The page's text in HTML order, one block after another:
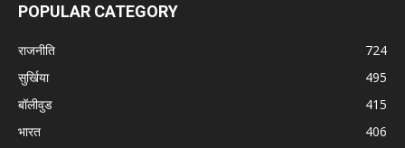
POPULAR CATEGORY
राजनीति
724
सुर्खिया
495
बॉलीवुड
415
भारत
406